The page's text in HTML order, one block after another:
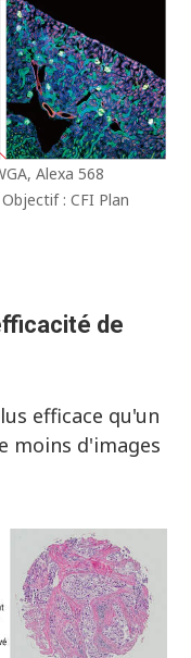
Alexa 568
: CFI Plan
de
efficace qu'un
moins d'images